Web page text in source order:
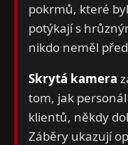
pokrmů, které
potýkají s
nikdo neměl
Skrytá kamera
tom, jak
klientů, někdy
Záběry ukazují